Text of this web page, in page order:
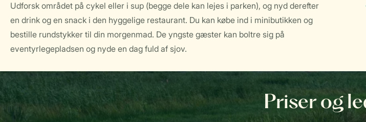
Udforsk området på cykel eller i sup (begge dele kan lejes i parken), og nyd derefter
en drink og en snack i den hyggelige restaurant. Du kan købe ind i minibutikken og
bestille rundstykker til din morgenmad. De yngste gæster kan boltre sig på
eventyrlegepladsen og nyde en dag fuld af sjov.
Priser og